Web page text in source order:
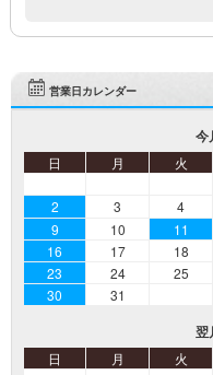
営業日カレンダー
今
日 月 火
2
3 4
9 10 11
16
17 18
23
24 25
30
31
翌
日 月 火